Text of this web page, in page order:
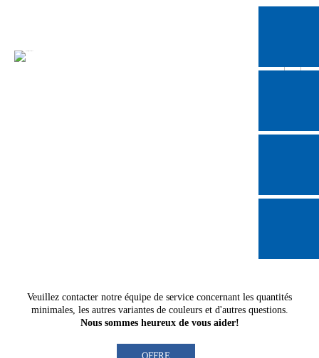
Veuillez contacter notre équipe de service concernant les quantités
minimales, les autres variantes de couleurs et d'autres questions.
Nous sommes heureux de vous aider!
OFFRE